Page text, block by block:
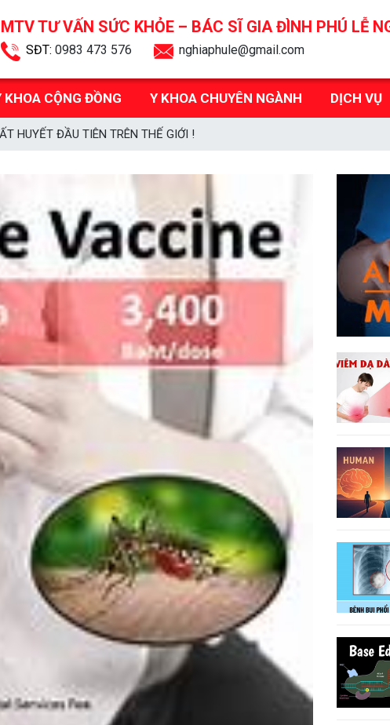
TƯ VẤN SỨC KHỎE – BÁC SĨ GIA ĐÌNH PHÚ LỄ
SĐT: 0983 473 576 nghiaphule@gmail.com
KHOA CỘNG ĐỒNG Y KHOA CHUYÊN NGÀNH DỊCH VỤ
HUYẾT ĐẦU TIÊN TRÊN THẾ GIỚI !